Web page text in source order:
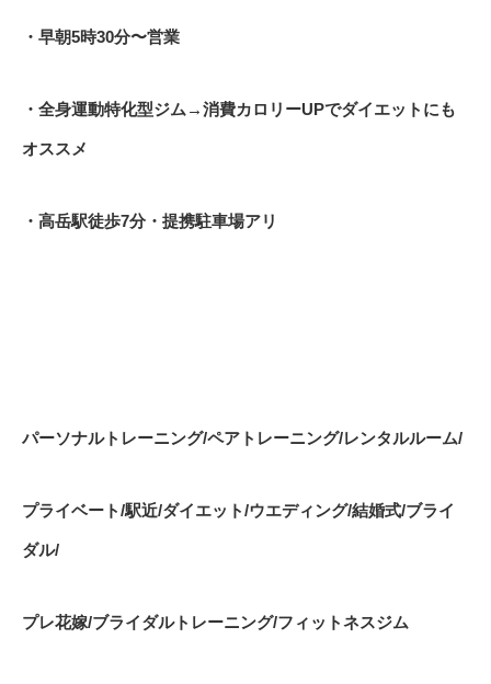
・早朝5時30分〜営業
・全身運動特化型ジム →消費カロリーUPでダイエットにも
オススメ
・高岳駅徒歩7分・提携駐車場アリ
パーソナルトレーニング/ペアトレーニング/レンタルルーム/
プライベート/駅近/ダイエット/ウエディング/結婚式/ブライ
ダル/
プレ花嫁/ブライダルトレーニング/フィットネスジム